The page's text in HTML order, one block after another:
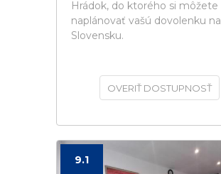
Hrádok, do ktorého si môžete
naplánovať vašú dovolenku na
Slovensku.
OVERIŤ DOSTUPNOSŤ
9.1